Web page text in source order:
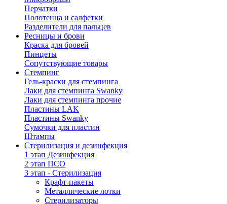
Перчатки
Полотенца и салфетки
Разделители для пальцев
Ресницы и брови
Краска для бровей
Пинцеты
Сопутствующие товары
Стемпинг
Гель-краски для стемпинга
Лаки для стемпинга Swanky
Лаки для стемпинга прочие
Пластины LAK
Пластины Swanky
Сумочки для пластин
Штампы
Стерилизация и дезинфекция
1 этап Дезинфекция
2 этап ПСО
3 этап - Стерилизация
Крафт-пакеты
Металлические лотки
Стерилизаторы